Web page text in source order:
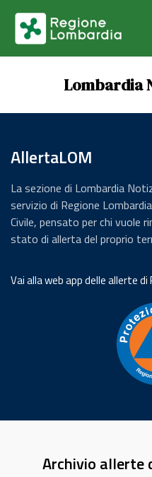
Lombardia
AllertaLOM
La sezione di Lombardia
servizio di Regione
Civile, pensato per chi vuole
stato di allerta del proprio
Vai alla web app delle allerte di
Archivio allerte